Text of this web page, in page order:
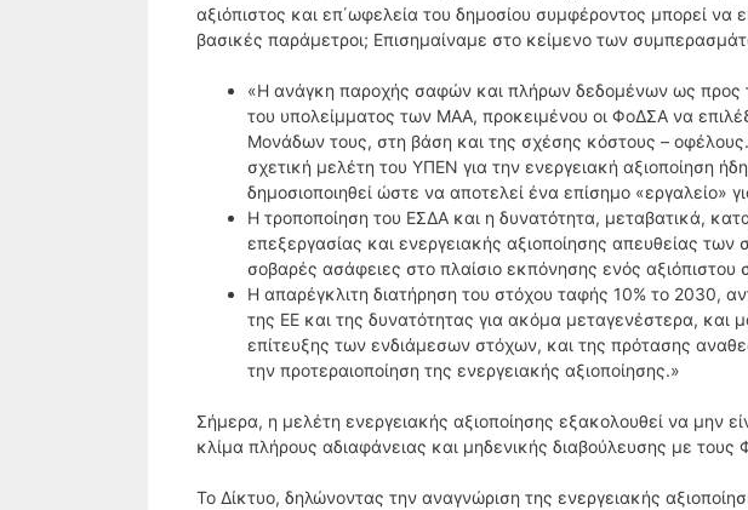
αξιόπιστος και επ΄ωφελεία του δημοσίου συμφέροντος μπορεί να
βασικές παράμετροι; Επισημαίναμε στο κείμενο των
«Η ανάγκη παροχής σαφών και πλήρων δεδομένων ως προς
του υπολείμματος των ΜΑΑ, προκειμένου οι ΦοΔΣΑ να
Μονάδων τους, στη βάση και της σχέσης κόστους –
σχετική μελέτη του ΥΠΕΝ για την ενεργειακή αξιοποίηση
δημοσιοποιηθεί ώστε να αποτελεί ένα επίσημο «εργαλείο»
Η τροποποίηση του ΕΣΔΑ και η δυνατότητα, μεταβατικά,
επεξεργασίας και ενεργειακής αξιοποίησης απευθείας των
σοβαρές ασάφειες στο πλαίσιο εκπόνησης ενός
Η απαρέγκλιτη διατήρηση του στόχου ταφής 10% το 2030,
της ΕΕ και της δυνατότητας για ακόμα μεταγενέστερα, και
επίτευξης των ενδιάμεσων στόχων, και της πρότασης
την προτεραιοποίηση της ενεργειακής αξιοποίησης.»
Σήμερα, η μελέτη ενεργειακής αξιοποίησης εξακολουθεί να μην
κλίμα πλήρους αδιαφάνειας και μηδενικής διαβούλευσης με τους
Το Δίκτυο, δηλώνοντας την αναγνώριση της ενεργειακής